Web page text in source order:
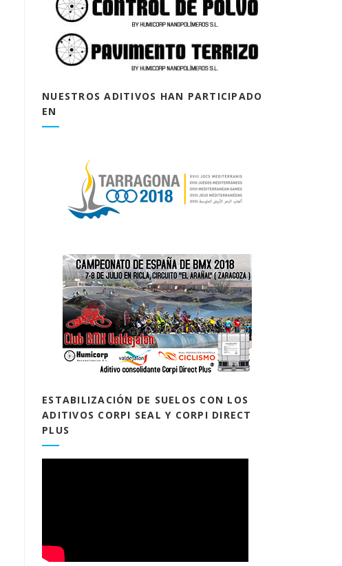
NUESTROS ADITIVOS HAN PARTICIPADO
EN
ESTABILIZACIÓN DE SUELOS CON LOS
ADITIVOS CORPI SEAL Y CORPI DIRECT
PLUS